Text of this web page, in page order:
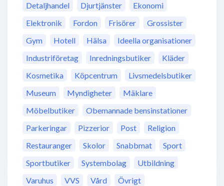
Detaljhandel
Djurtjänster
Ekonomi
Elektronik
Fordon Frisörer
Grossister
Gym
Hotell Hälsa
Ideella organisationer
Industriföretag
Inredningsbutiker
Kläder
Kosmetika
Köpcentrum
Livsmedelsbutiker
Museum
Myndigheter
Mäklare
Möbelbutiker
Obemannade bensinstationer
Parkeringar
Pizzerior Post
Religion
Restauranger
Skolor Snabbmat
Sport
Sportbutiker
Systembolag
Utbildning
Varuhus
VVS Vård Övrigt